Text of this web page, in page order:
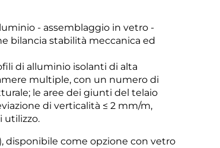
- assemblaggio in vetro -
bilancia stabilità meccanica ed
di alluminio isolanti di alta
multiple, con un numero di
le aree dei giunti del telaio
di verticalità ≤ 2 mm/m,
utilizzo.
disponibile come opzione con vetro